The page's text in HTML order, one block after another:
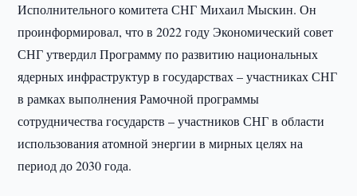
Исполнительного комитета СНГ Михаил Мыскин. Он
проинформировал, что в 2022 году Экономический совет
СНГ утвердил Программу по развитию национальных
ядерных инфраструктур в государствах – участниках СНГ
в рамках выполнения Рамочной программы
сотрудничества государств – участников СНГ в области
использования атомной энергии в мирных целях на
период до 2030 года.